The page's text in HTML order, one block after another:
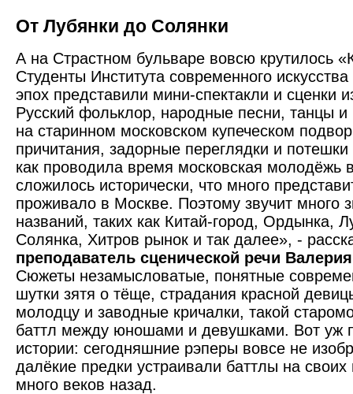
От Лубянки до Солянки
А на Страстном бульваре вовсю крутилось
Студенты Института современного
эпох представили мини-спектакли и сценки
Русский фольклор, народные песни, танцы и
на старинном московском купеческом
причитания, задорные переглядки и
как проводила время московская молодёжь
сложилось исторически, что много
проживало в Москве. Поэтому звучит много
названий, таких как Китай-город, Ордынка,
Солянка, Хитров рынок и так далее», -
преподаватель сценической речи
Сюжеты незамысловатые, понятные
шутки зятя о тёще, страдания красной
молодцу и заводные кричалки, такой
баттл между юношами и девушками. Вот уж
истории: сегодняшние рэперы вовсе не
далёкие предки устраивали баттлы на
много веков назад.